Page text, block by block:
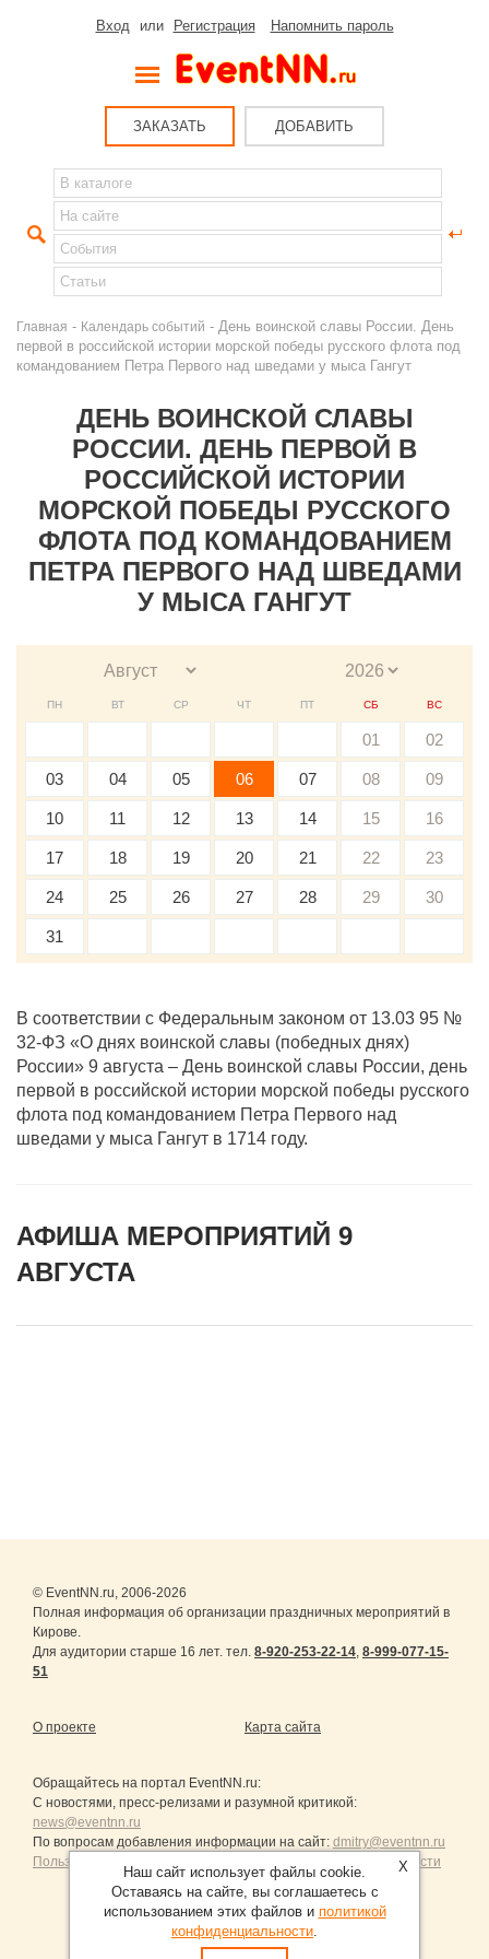
Вход или Регистрация Напомнить пароль
ЗАКАЗАТЬ ДОБАВИТЬ
Главная - Календарь событий - День воинской славы России. День
первой в российской истории морской победы русского флота под
командованием Петра Первого над шведами у мыса Гангут
ДЕНЬ ВОИНСКОЙ СЛАВЫ
РОССИИ. ДЕНЬ ПЕРВОЙ В
РОССИЙСКОЙ ИСТОРИИ
МОРСКОЙ ПОБЕДЫ РУССКОГО
ФЛОТА ПОД КОМАНДОВАНИЕМ
ПЕТРА ПЕРВОГО НАД ШВЕДАМИ
У МЫСА ГАНГУТ
ПН ВТ СР ЧТ ПТ СБ ВС
01 02
03 04 05 06 07 08 09
10 11 12 13 14 15 16
17 18 19 20 21 22 23
24 25 26 27 28 29 30
31
В соответствии с Федеральным законом от 13.03 95 №
32-ФЗ «О днях воинской славы (победных днях)
России» 9 августа – День воинской славы России, день
первой в российской истории морской победы русского
флота под командованием Петра Первого над
шведами у мыса Гангут в 1714 году.
АФИША МЕРОПРИЯТИЙ 9
АВГУСТА
© EventNN.ru, 2006-2026
Полная информация об организации праздничных мероприятий в
Кирове.
Для аудитории старше 16 лет. тел. 8-920-253-22-14, 8-999-077-15-
51
О проекте Карта сайта
Обращайтесь на портал EventNN.ru:
С новостями, пресс-релизами и разумной критикой:
news@eventnn.ru
По вопросам добавления информации на сайт: dmitry@eventnn.ru
Пользовательское Соглашение и политика конфиденциальности
Продвижение сайтов Санкт-Петербург
X
Наш сайт использует файлы cookie.
Оставаясь на сайте, вы соглашаетесь с
использованием этих файлов и политикой
конфиденциальности.